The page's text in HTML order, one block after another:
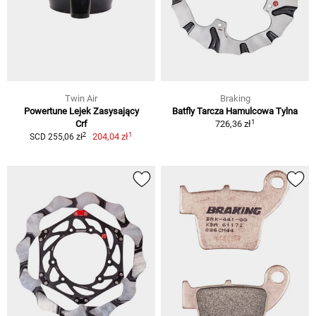
Twin Air
Powertune Lejek Zasysający
Crf
SCD 255,06 zł2 204,04 zł1
Braking
Batfly Tarcza Hamulcowa Tylna
726,36 zł1